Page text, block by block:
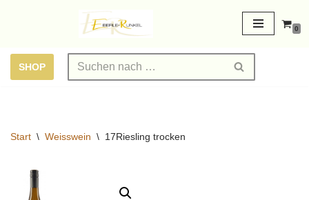
Inhalt
0
SHOP
Start \ Weisswein \ 17Riesling trocken